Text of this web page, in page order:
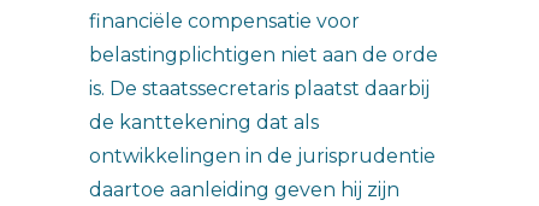
financiële compensatie voor
belastingplichtigen niet aan de orde
is. De staatssecretaris plaatst daarbij
de kanttekening dat als
ontwikkelingen in de jurisprudentie
daartoe aanleiding geven hij zijn